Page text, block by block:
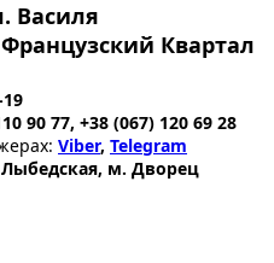
Василя
Квартал
90 77, +38 (067) 120 69 28
Viber, Telegram
м. Дворец